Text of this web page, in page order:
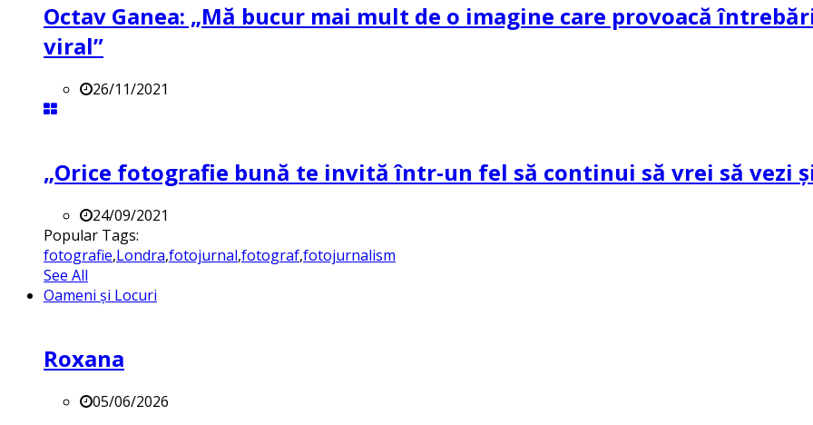
Octav Ganea: „Mă bucur mai mult de o imagine care provoacă
viral”
26/11/2021
„Orice fotografie bună te invită într-un fel să continui să vrei să vezi
24/09/2021
Popular Tags:
fotografie,Londra,fotojurnal,fotograf,fotojurnalism
See All
Oameni și Locuri
Roxana
05/06/2026